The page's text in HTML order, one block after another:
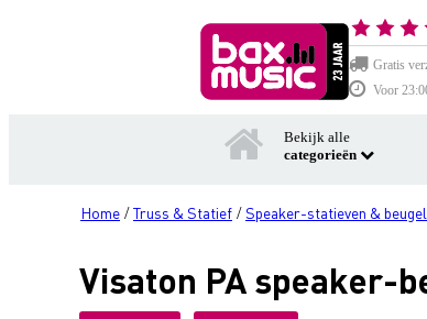
Gratis
Voor
Bekijk alle
categorieën
Home /Truss & Statief /Speaker-statieven &
Visaton PA speaker-